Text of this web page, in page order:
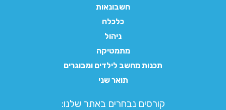
חשבונאות
כלכלה
ניהול
מתמטיקה
תכנות מחשב לילדים ומבוגרים
תואר שני
קורסים נבחרים באתר שלנו:​